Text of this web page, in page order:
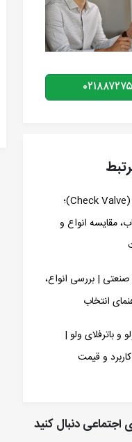
شیر یک‌طرفه (Check Valve)؛
مقایسه انواع و
صنعتی | بررسی انواع،
انتخاب
و باترفلای ولو |
و قیمت
اجتماعی دنبال کنید